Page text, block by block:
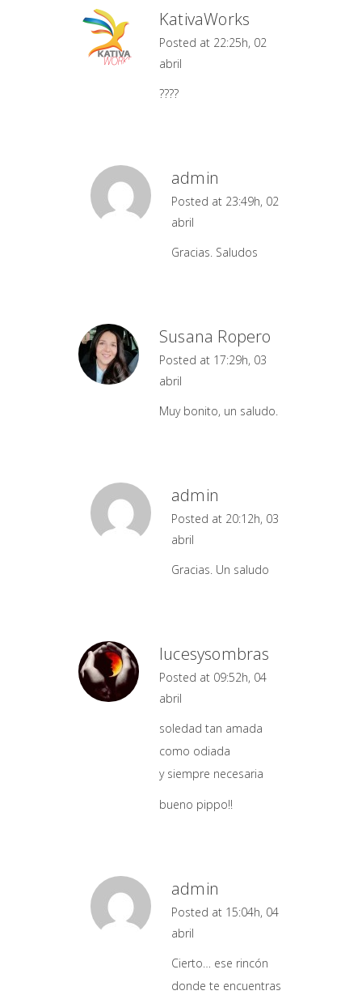
KativaWorks
Posted at 22:25h, 02
abril
????
admin
Posted at 23:49h, 02
abril
Gracias. Saludos
Susana Ropero
Posted at 17:29h, 03
abril
Muy bonito, un saludo.
admin
Posted at 20:12h, 03
abril
Gracias. Un saludo
lucesysombras
Posted at 09:52h, 04
abril
soledad tan amada
como odiada
y siempre necesaria
bueno pippo!!
admin
Posted at 15:04h, 04
abril
Cierto… ese rincón
donde te encuentras